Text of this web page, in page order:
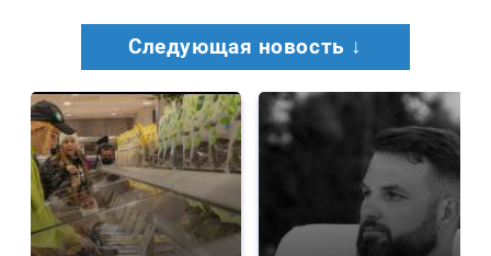
Следующая новость ↓